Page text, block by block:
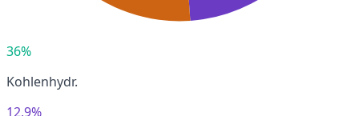
36%
Kohlenhydr.
12,9%